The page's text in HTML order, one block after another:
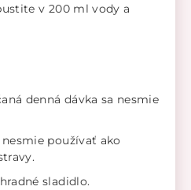
v 200 ml vody a
denná dávka sa nesmie
používať ako
sladidlo.